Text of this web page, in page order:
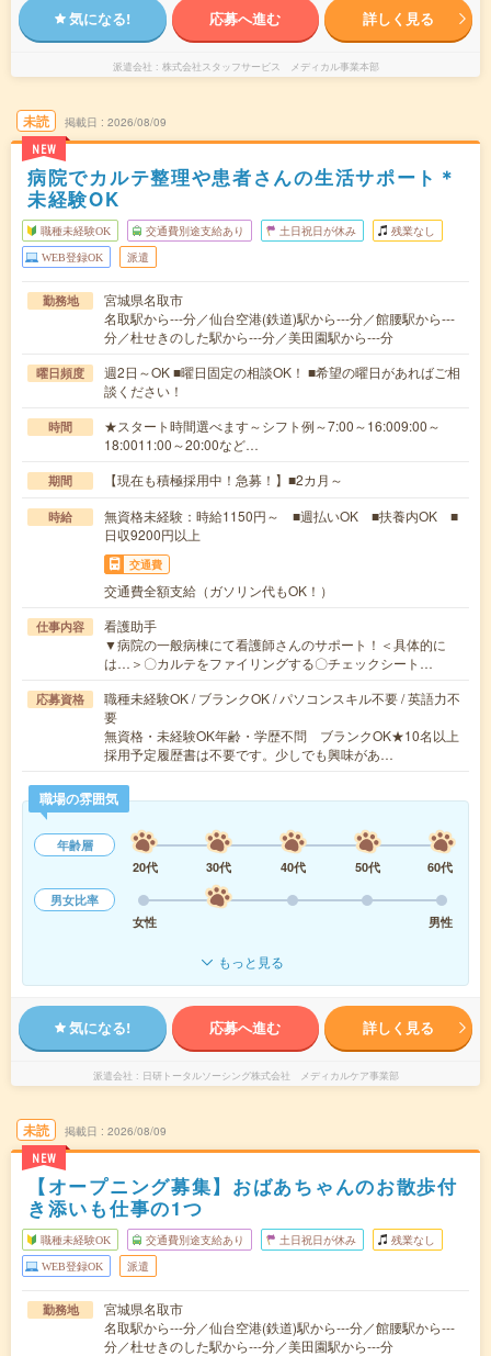
気になる! 応募へ進む 詳しく見る
派遣会社 株式会社スタッフサービス メディカル事業本部
未読
NEW
掲載日 2026/08/09
病院でカルテ整理や患者さんの生活サポート＊
未経験OK
職種未経験OK 交通費別途支給あり 土日祝日が休み 残業なし
WEB登録OK 派遣
勤務地
宮城県名取市
名取駅から---分／仙台空港(鉄道)駅から---分／館腰駅から---
分／杜せきのした駅から---分／美田園駅から---分
曜日頻度
週2日～OK ■曜日固定の相談OK！ ■希望の曜日があればご相
談ください！
時間
★スタート時間選べます～シフト例～7:00～16:009:00～
18:0011:00～20:00など…
期間 【現在も積極採用中！急募！】■2カ月～
時給
無資格未経験：時給1150円～ ■週払いOK ■扶養内OK ■
日収9200円以上
交通費
交通費全額支給（ガソリン代もOK！）
仕事内容
看護助手
▼病院の一般病棟にて看護師さんのサポート！＜具体的に
は…＞〇カルテをファイリングする〇チェックシート…
応募資格
職種未経験OK / ブランクOK / パソコンスキル不要 / 英語力不
要
無資格・未経験OK年齢・学歴不問 ブランクOK★10名以上
採用予定履歴書は不要です。少しでも興味があ…
職場の雰囲気
年齢層
20代
30代 40代 50代
60代
男女比率
女性
男性
もっと見る
気になる! 応募へ進む 詳しく見る
派遣会社 日研トータルソーシング株式会社 メディカルケア事業部
未読
NEW
掲載日 2026/08/09
【オープニング募集】おばあちゃんのお散歩付
き添いも仕事の1つ
職種未経験OK 交通費別途支給あり 土日祝日が休み 残業なし
WEB登録OK 派遣
勤務地
宮城県名取市
名取駅から---分／仙台空港(鉄道)駅から---分／館腰駅から---
分／杜せきのした駅から---分／美田園駅から---分